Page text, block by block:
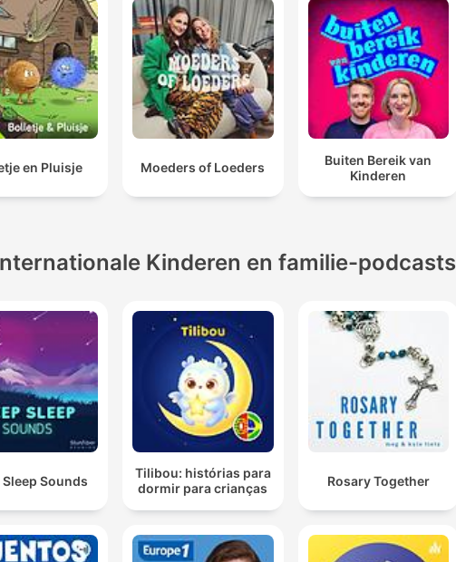
en Pluisje Moeders of Loeders
Buiten Bereik van
Kinderen
Kinderen en familie-podcasts
Sleep Sounds
Tilibou: histórias para
dormir para crianças
Rosary Together